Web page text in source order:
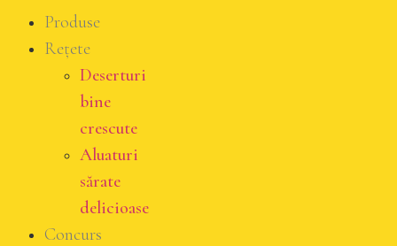
Produse
Rețete
Deserturi
bine
crescute
Aluaturi
sărate
delicioase
Concurs